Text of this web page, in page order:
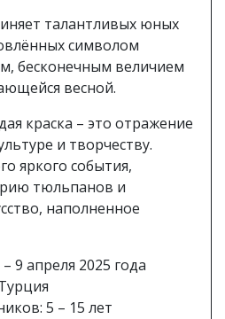
талантливых юных
символом
бесконечным величием
весной.
краска – это отражение
и творчеству.
яркого события,
тюльпанов и
наполненное
9 апреля 2025 года
5 – 15 лет